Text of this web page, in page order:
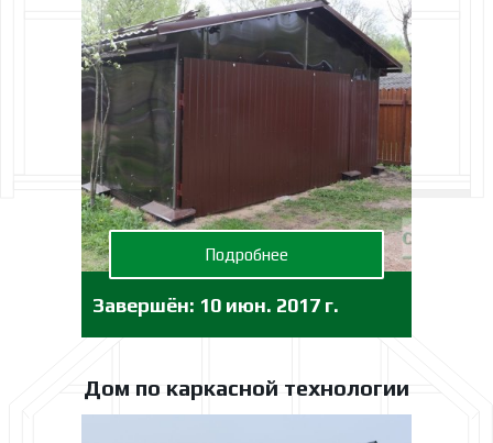
Дом по каркасной технологии
Завершён: 10 июн. 2017 г.
Подробнее